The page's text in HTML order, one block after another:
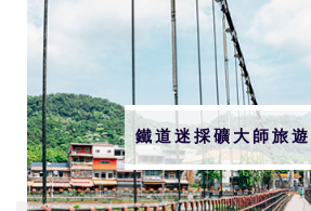
鐵道迷採礦大師旅